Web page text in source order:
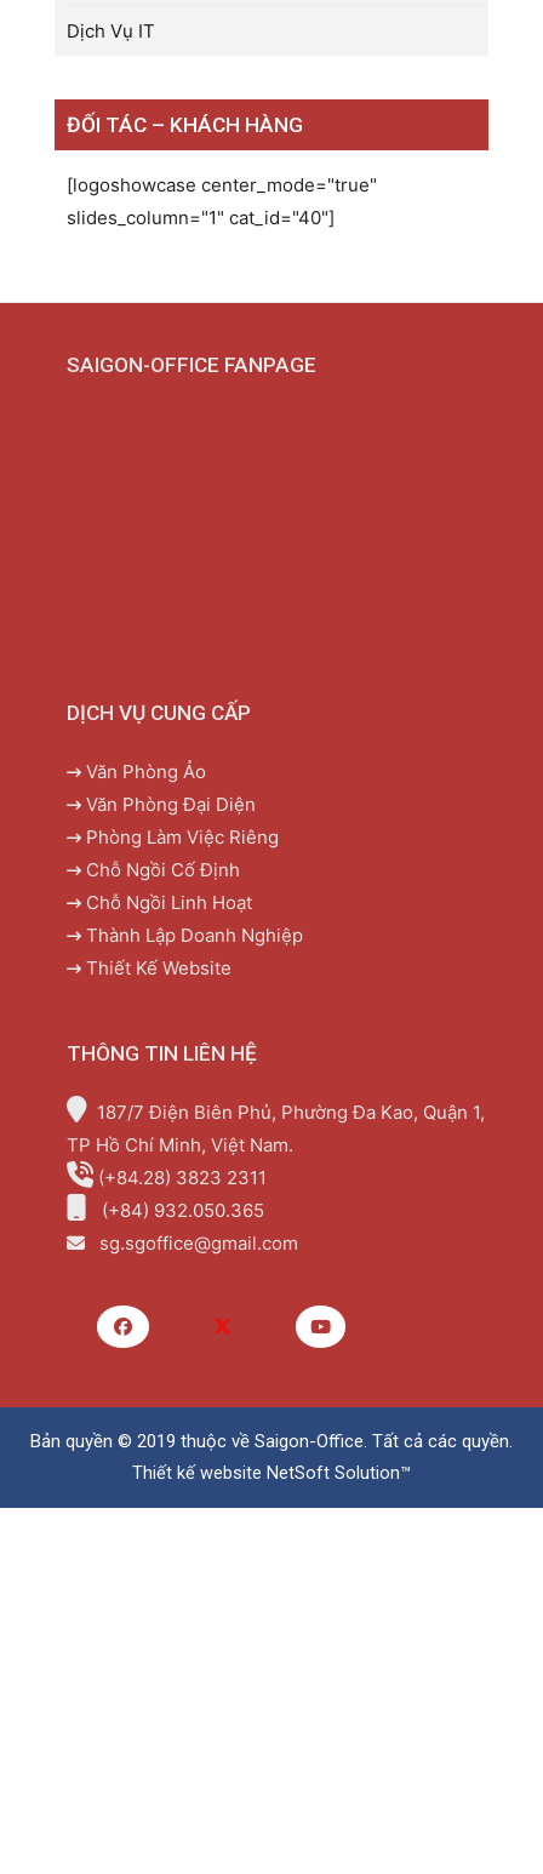
Dịch Vụ IT
ĐỐI TÁC – KHÁCH HÀNG
[logoshowcase center_mode="true"
slides_column="1" cat_id="40"]
SAIGON-OFFICE FANPAGE
DỊCH VỤ CUNG CẤP
Văn Phòng Ảo
Văn Phòng Đại Diện
Phòng Làm Việc Riêng
Chỗ Ngồi Cố Định
Chỗ Ngồi Linh Hoạt
Thành Lập Doanh Nghiệp
Thiết Kế Website
THÔNG TIN LIÊN HỆ
187/7 Điện Biên Phủ, Phường Đa Kao, Quận 1,
TP Hồ Chí Minh, Việt Nam.
(+84.28) 3823 2311
(+84) 932.050.365
sg.sgoffice@gmail.com
Bản quyền © 2019 thuộc về Saigon-Office. Tất cả các quyền.
Thiết kế website NetSoft Solution™